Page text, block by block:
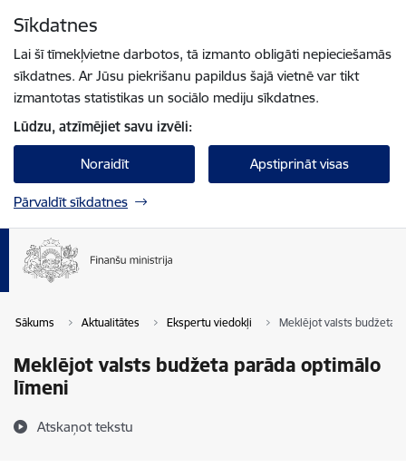
Sīkdatnes
Lai šī tīmekļvietne darbotos, tā izmanto obligāti nepieciešamās
sīkdatnes. Ar Jūsu piekrišanu papildus šajā vietnē var tikt
izmantotas statistikas un sociālo mediju sīkdatnes.
Lūdzu, atzīmējiet savu izvēli:
Noraidīt Apstiprināt visas
Pārvaldīt sīkdatnes
Sākums Aktualitātes Ekspertu viedokļi Meklējot valsts budžeta
Meklējot valsts budžeta parāda optimālo
līmeni
Atskaņot tekstu